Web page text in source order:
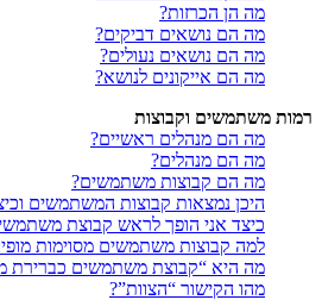
מה הן הכרזות?
מה הם נושאים דביקים?
מה הם נושאים נעולים?
מה הם אייקונים לנושא?
רמות משתמשים וקבוצות
מה הם מנהלים ראשיים?
מה הם מנהלים?
מה הם קבוצות משתמשים?
היכן נמצאות קבוצות המשתמשים
כיצד אני הופך לראש קבוצת
למה קבוצות משתמשים מסוימות
מה היא “קבוצת משתמשים כברירת
מהו הקישור “הצוות”?